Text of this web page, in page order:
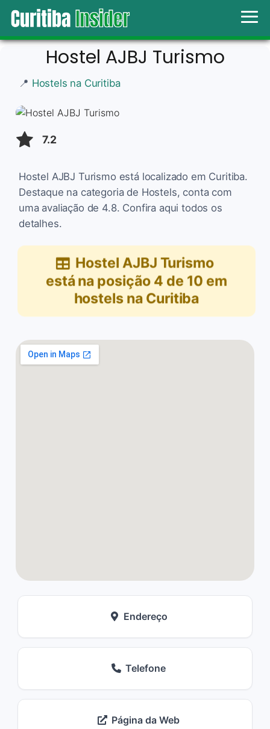
Hostel AJBJ Turismo
📍 Hostels na Curitiba
7.2
Hostel AJBJ Turismo está localizado em Curitiba.
Destaque na categoria de Hostels, conta com
uma avaliação de 4.8. Confira aqui todos os
detalhes.
Hostel AJBJ Turismo
está na posição 4 de 10 em
hostels na Curitiba
Endereço
Telefone
Página da Web